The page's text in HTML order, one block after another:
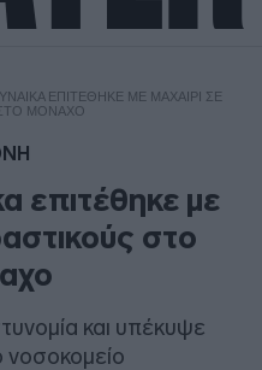
ΕΠΙΤΈΘΗΚΕ ΜΕ ΜΑΧΑΊΡΙ ΣΕ
ΜΌΝΑΧΟ
επιτέθηκε με
στο
και υπέκυψε